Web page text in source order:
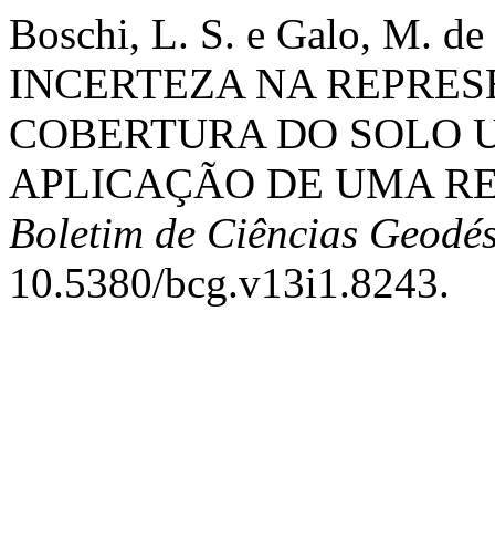
Boschi, L. S. e Galo, M.
INCERTEZA NA
COBERTURA DO SOLO
APLICAÇÃO DE UMA
Boletim de Ciências
10.5380/bcg.v13i1.8243.